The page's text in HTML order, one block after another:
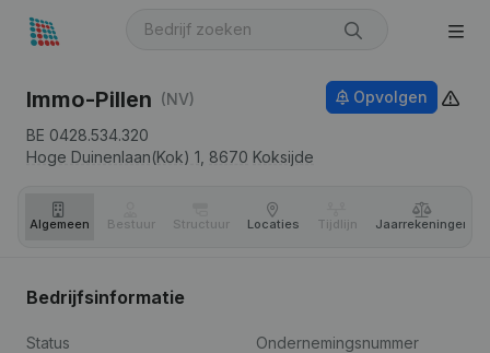
Immo-Pillen (NV)
BE 0428.534.320
Hoge Duinenlaan(Kok) 1, 8670 Koksijde
Opvolgen
Algemeen Bestuur Structuur Locaties Tijdlijn Jaar­rekeningen
Bedrijfsinformatie
Status
Ondernemingsnummer